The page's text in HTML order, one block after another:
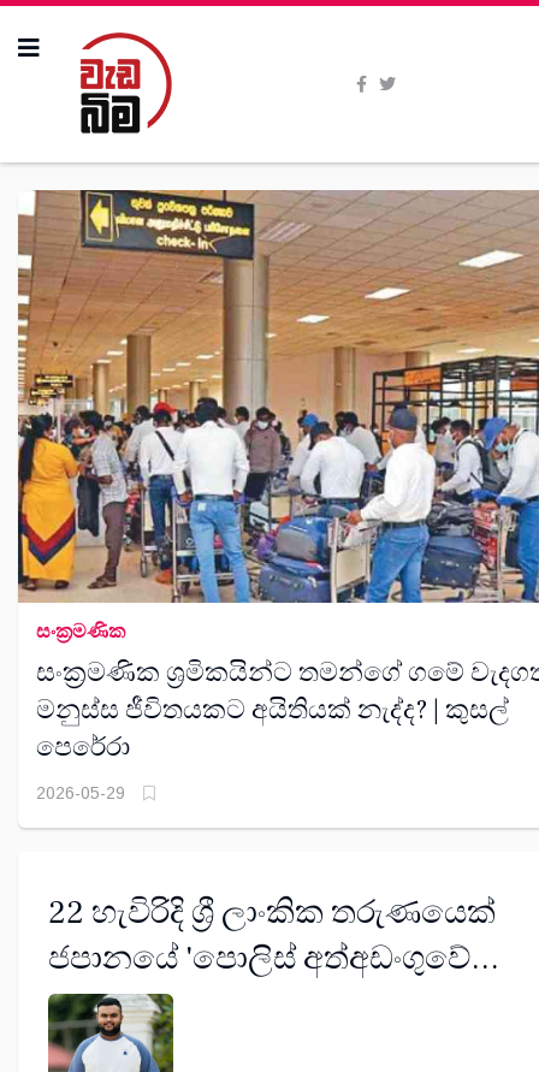
All Stories
සංක‍්‍රමණික
සංක්‍රමණික ශ්‍රමිකයින්ට තමන්ගේ ගමේ
මනුස්ස ජීවිතයකට අයිතියක් නැද්ද? | කුසල්
පෙරේරා
2026-05-29
22 හැවිරිදි ශ්‍රී ලාංකික තරුණයෙක්
ජපානයේ 'පොලිස් අත්අඩංගුවේ
සිටියදී' මරුට: 'මගේ අයියව නොමරා
මැරුවා' - නැගණිය කියයි